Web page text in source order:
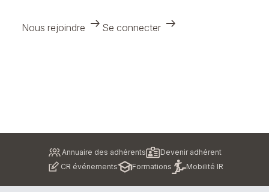
Nous rejoindre arrow_right_alt Se connecter arrow_right_alt
Annuaire des adhérents
Devenir adhérent
CR événements
Formations Mobilité IR